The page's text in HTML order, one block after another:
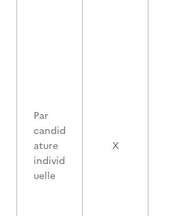
Par
candid
ature
individ
uelle
X